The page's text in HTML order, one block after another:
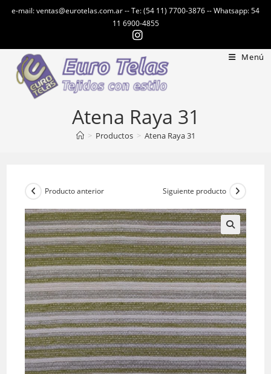
e-mail: ventas@eurotelas.com.ar -- Te: (54 11) 7700-3876 -- Whatsapp: 54
11 6900-4855
Menú
Atena Raya 31
> Productos > Atena Raya 31
Producto anterior Siguiente producto